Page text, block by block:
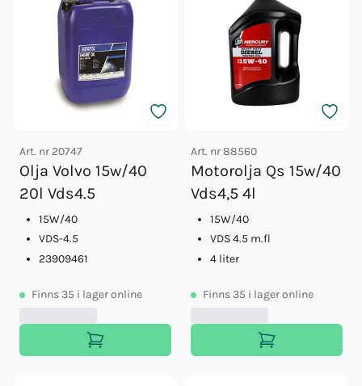
Art. nr 20747
Olja Volvo 15w/40
20l Vds4.5
15W/40
VDS-4.5
23909461
Finns 35 i lager online
Art. nr88560
Motorolja Qs 15w/40
Vds4,5 4l
15W/40
VDS 4.5 m.fl
4 liter
Finns 35 i lager online